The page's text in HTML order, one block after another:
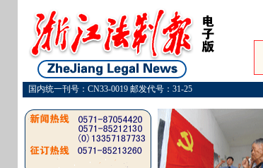
国内统一刊号：CN33-0019 邮发代号：31-25